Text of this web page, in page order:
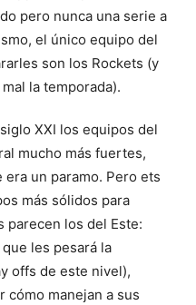
pero nunca una serie a
el único equipo del
son los Rockets (y
la temporada).
XXI los equipos del
mucho más fuertes,
era un paramo. Pero ets
más sólidos para
parecen los del Este:
les pesará la
offs de este nivel),
cómo manejan a sus